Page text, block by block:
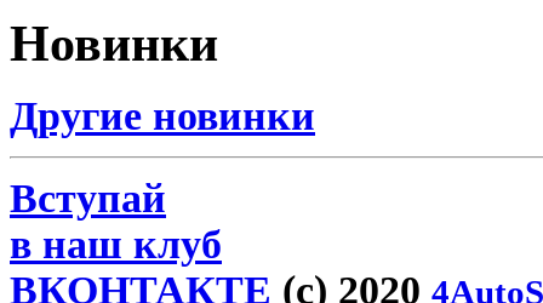
Новинки
Другие новинки
Вступай
в наш клуб
ВКОНТАКТЕ (c) 2020